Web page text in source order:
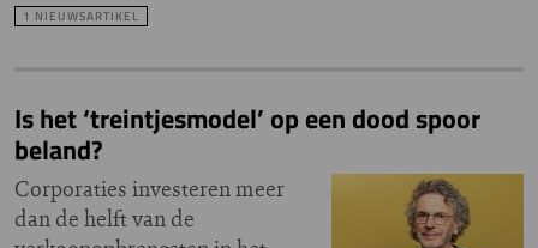
1 NIEUWSARTIKEL
Is het ‘treintjesmodel’ op een dood spoor
beland?
Corporaties investeren meer
dan de helft van de